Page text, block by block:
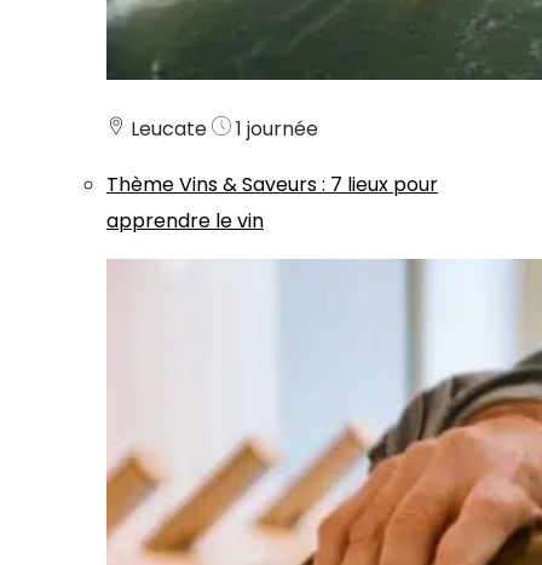
Leucate
1 journée
ThèmeVins & Saveurs: 7 lieux pour
apprendre le vin